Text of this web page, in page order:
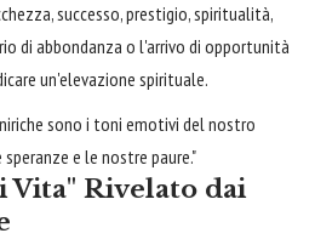
successo, prestigio, spiritualità,
di abbondanza o l'arrivo di opportunità
un'elevazione spirituale.
sono i toni emotivi del nostro
e le nostre paure."
Rivelato dai